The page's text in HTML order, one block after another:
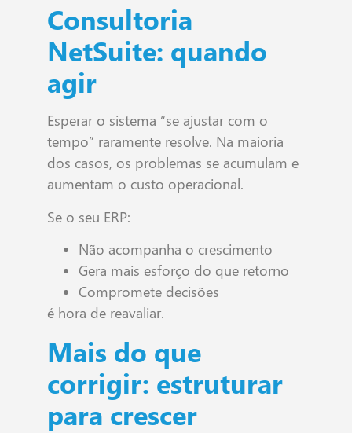
Consultoria
NetSuite: quando
agir
Esperar o sistema “se ajustar com o
tempo” raramente resolve. Na maioria
dos casos, os problemas se acumulam e
aumentam o custo operacional.
Se o seu ERP:
Não acompanha o crescimento
Gera mais esforço do que retorno
Compromete decisões
é hora de reavaliar.
Mais do que
corrigir: estruturar
para crescer